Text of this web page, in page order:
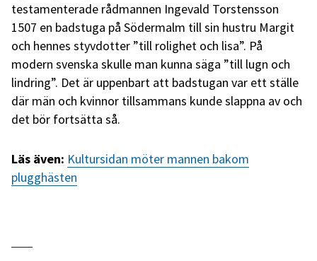
testamenterade rådmannen Ingevald Torstensson
1507 en badstuga på Södermalm till sin hustru Margit
och hennes styvdotter ”till rolighet och lisa”. På
modern svenska skulle man kunna säga ”till lugn och
lindring”. Det är uppenbart att badstugan var ett ställe
där män och kvinnor tillsammans kunde slappna av och
det bör fortsätta så.
Läs även: Kultursidan möter mannen bakom
plugghästen